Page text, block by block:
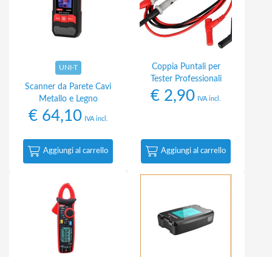
UNI-T
Scanner da Parete Cavi
Metallo e Legno
€64,10 IVA incl.
Aggiungi al carrello
Coppia Puntali per
Tester Professionali
€ 2,90 IVA incl.
Aggiungi al carrello